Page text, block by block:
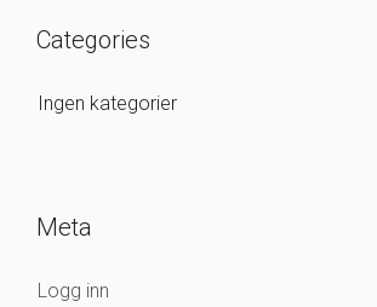
Categories
Ingen kategorier
Meta
Logg inn